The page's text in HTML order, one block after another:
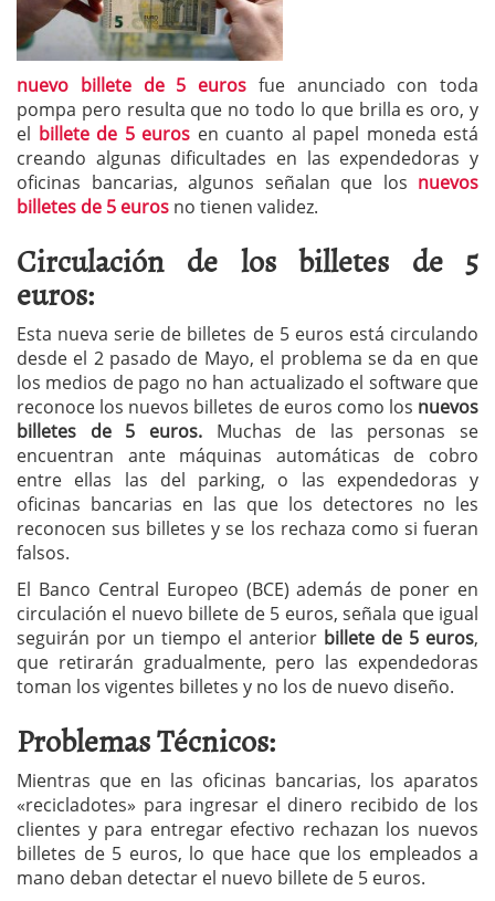
nuevo billete de 5 euros fue anunciado con toda
pompa pero resulta que no todo lo que brilla es oro, y
el billete de 5 euros en cuanto al papel moneda está
creando algunas dificultades en las expendedoras y
oficinas bancarias, algunos señalan que los nuevos
billetes de 5 euros no tienen validez.
Circulación de los billetes de 5
euros:
Esta nueva serie de billetes de 5 euros está circulando
desde el 2 pasado de Mayo, el problema se da en que
los medios de pago no han actualizado el software que
reconoce los nuevos billetes de euros como los nuevos
billetes de 5 euros. Muchas de las personas se
encuentran ante máquinas automáticas de cobro
entre ellas las del parking, o las expendedoras y
oficinas bancarias en las que los detectores no les
reconocen sus billetes y se los rechaza como si fueran
falsos.
El Banco Central Europeo (BCE) además de poner en
circulación el nuevo billete de 5 euros, señala que igual
seguirán por un tiempo el anterior billete de 5 euros,
que retirarán gradualmente, pero las expendedoras
toman los vigentes billetes y no los de nuevo diseño.
Problemas Técnicos:
Mientras que en las oficinas bancarias, los aparatos
«recicladotes» para ingresar el dinero recibido de los
clientes y para entregar efectivo rechazan los nuevos
billetes de 5 euros, lo que hace que los empleados a
mano deban detectar el nuevo billete de 5 euros.